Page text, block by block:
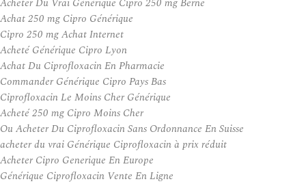
Achat 250 mg Cipro Générique
Cipro 250 mg Achat Internet
Acheté Générique Cipro Lyon
Achat Du Ciprofloxacin En Pharmacie
Commander Générique Cipro Pays Bas
Ciprofloxacin Le Moins Cher Générique
Acheté 250 mg Cipro Moins Cher
Ou Acheter Du Ciprofloxacin Sans Ordonnance En Suisse
acheter du vrai Générique Ciprofloxacin à prix réduit
Acheter Cipro Generique En Europe
Générique Ciprofloxacin Vente En Ligne